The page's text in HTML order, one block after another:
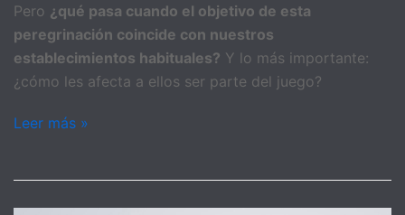
Pero ¿qué pasa cuando el objetivo de esta
peregrinación coincide con nuestros
establecimientos habituales? Y lo más importante:
¿cómo les afecta a ellos ser parte del juego?
Leer más »